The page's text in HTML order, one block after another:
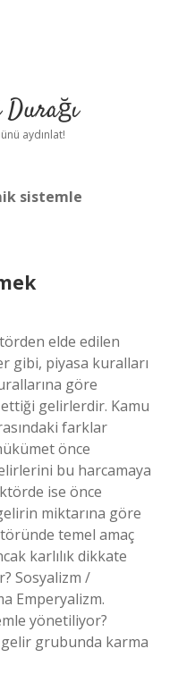
aydınlat!
sistemle
elde edilen
gibi, piyasa kuralları
göre
gelirlerdir. Kamu
farklar
önce
bu harcamaya
ise önce
miktarına göre
temel amaç
karlılık dikkate
Sosyalizm /
Emperyalizm.
yönetiliyor?
grubunda karma